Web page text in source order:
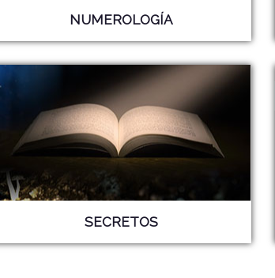
NUMEROLOGÍA
SECRETOS